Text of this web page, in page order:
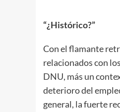
“¿Histórico?”
Con el flamante
relacionados con
DNU, más un
deterioro del
general, la fuerte